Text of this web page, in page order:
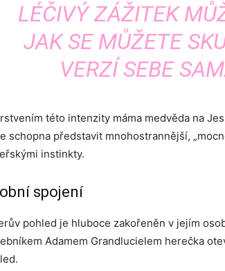
LÉČIVÝ ZÁŽITEK
JAK SE MŮŽETE
VERZÍ SEBE
této intenzity máma medvěda na
schopna představit mnohostrannější,
instinkty.
spojení
pohled je hluboce zakořeněn v jejím
Adamem Grandlucielem herečka